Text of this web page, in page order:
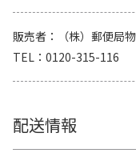
販売者
（株）郵便局
TEL
0120-315-116
配送情報